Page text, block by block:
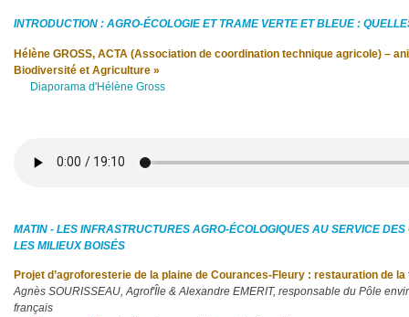
INTRODUCTION : AGRO-ÉCOLOGIE ET TRAME VERTE ET BLEUE :
Hélène GROSS, ACTA (Association de coordination technique agricole) –
Biodiversité et Agriculture »
Diaporama d'Hélène Gross
MATIN - LES INFRASTRUCTURES AGRO-ÉCOLOGIQUES AU SERVICE DES
LES MILIEUX BOISÉS
Projet d’agroforesterie de la plaine de Courances-Fleury : restauration de
Agnès SOURISSEAU, Agrof'Île & Alexandre EMERIT, responsable du Pôle
français